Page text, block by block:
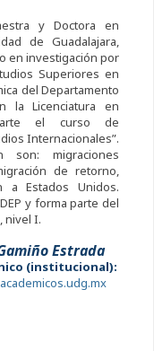
y Doctora en
de Guadalajara,
en investigación por
Superiores en
del Departamento
la Licenciatura en
el curso de
Internacionales”.
son: migraciones
de retorno,
a Estados Unidos.
y forma parte del
nivel I.
Estrada
(institucional):